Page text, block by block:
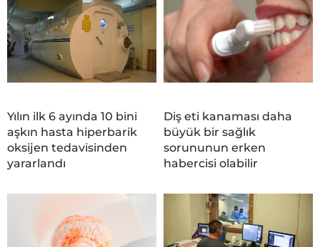
Yılın ilk 6 ayında 10 bini
aşkın hasta hiperbarik
oksijen tedavisinden
yararlandı
Diş eti kanaması daha
büyük bir sağlık
sorununun erken
habercisi olabilir